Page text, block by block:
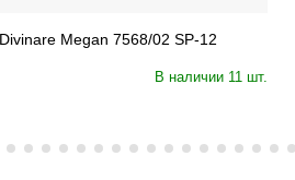
Подвесной светильник Divinare Megan 7568/02 SP-12
В наличии 11 шт.